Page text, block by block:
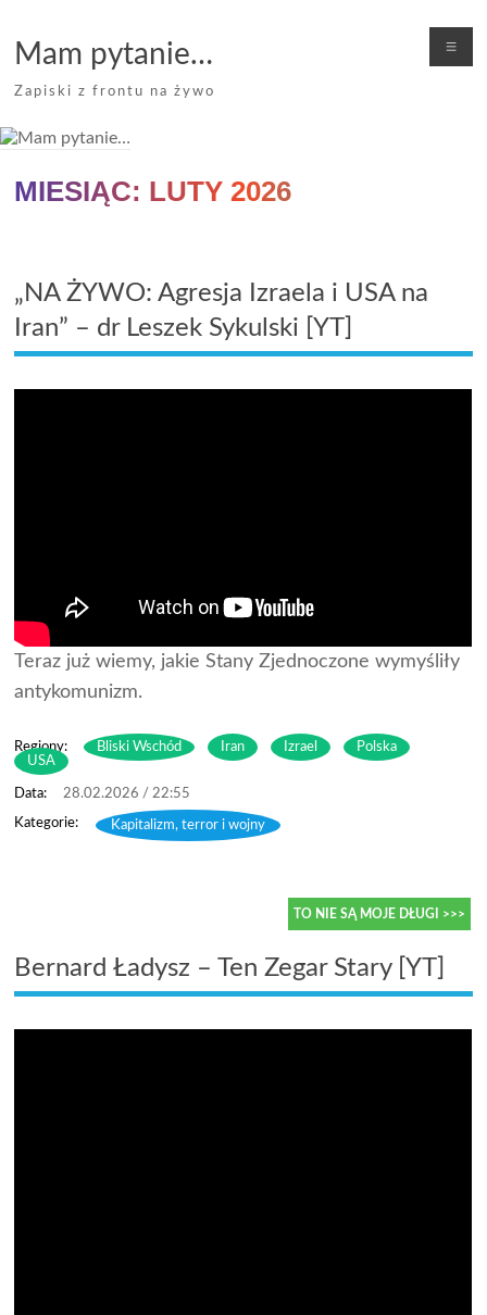
TO NIE SĄ MOJE DŁUGI >>>
content
Mam pytanie…
Zapiski z frontu na żywo
MIESIĄC: LUTY 2026
„NA ŻYWO: Agresja Izraela i USA na
Iran” – dr Leszek Sykulski [YT]
Teraz już wiemy, jakie Stany Zjednoczone wymyśliły
antykomunizm.
Regiony: Bliski Wschód Iran Izrael
Polska
USA
28.02.2026 / 22:55
Kapitalizm, terror i wojny
Bernard Ładysz – Ten Zegar Stary [YT]